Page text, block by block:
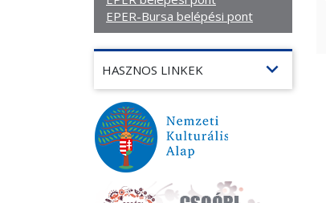
EPER-Bursa belépési pont
HASZNOS LINKEK expand_more